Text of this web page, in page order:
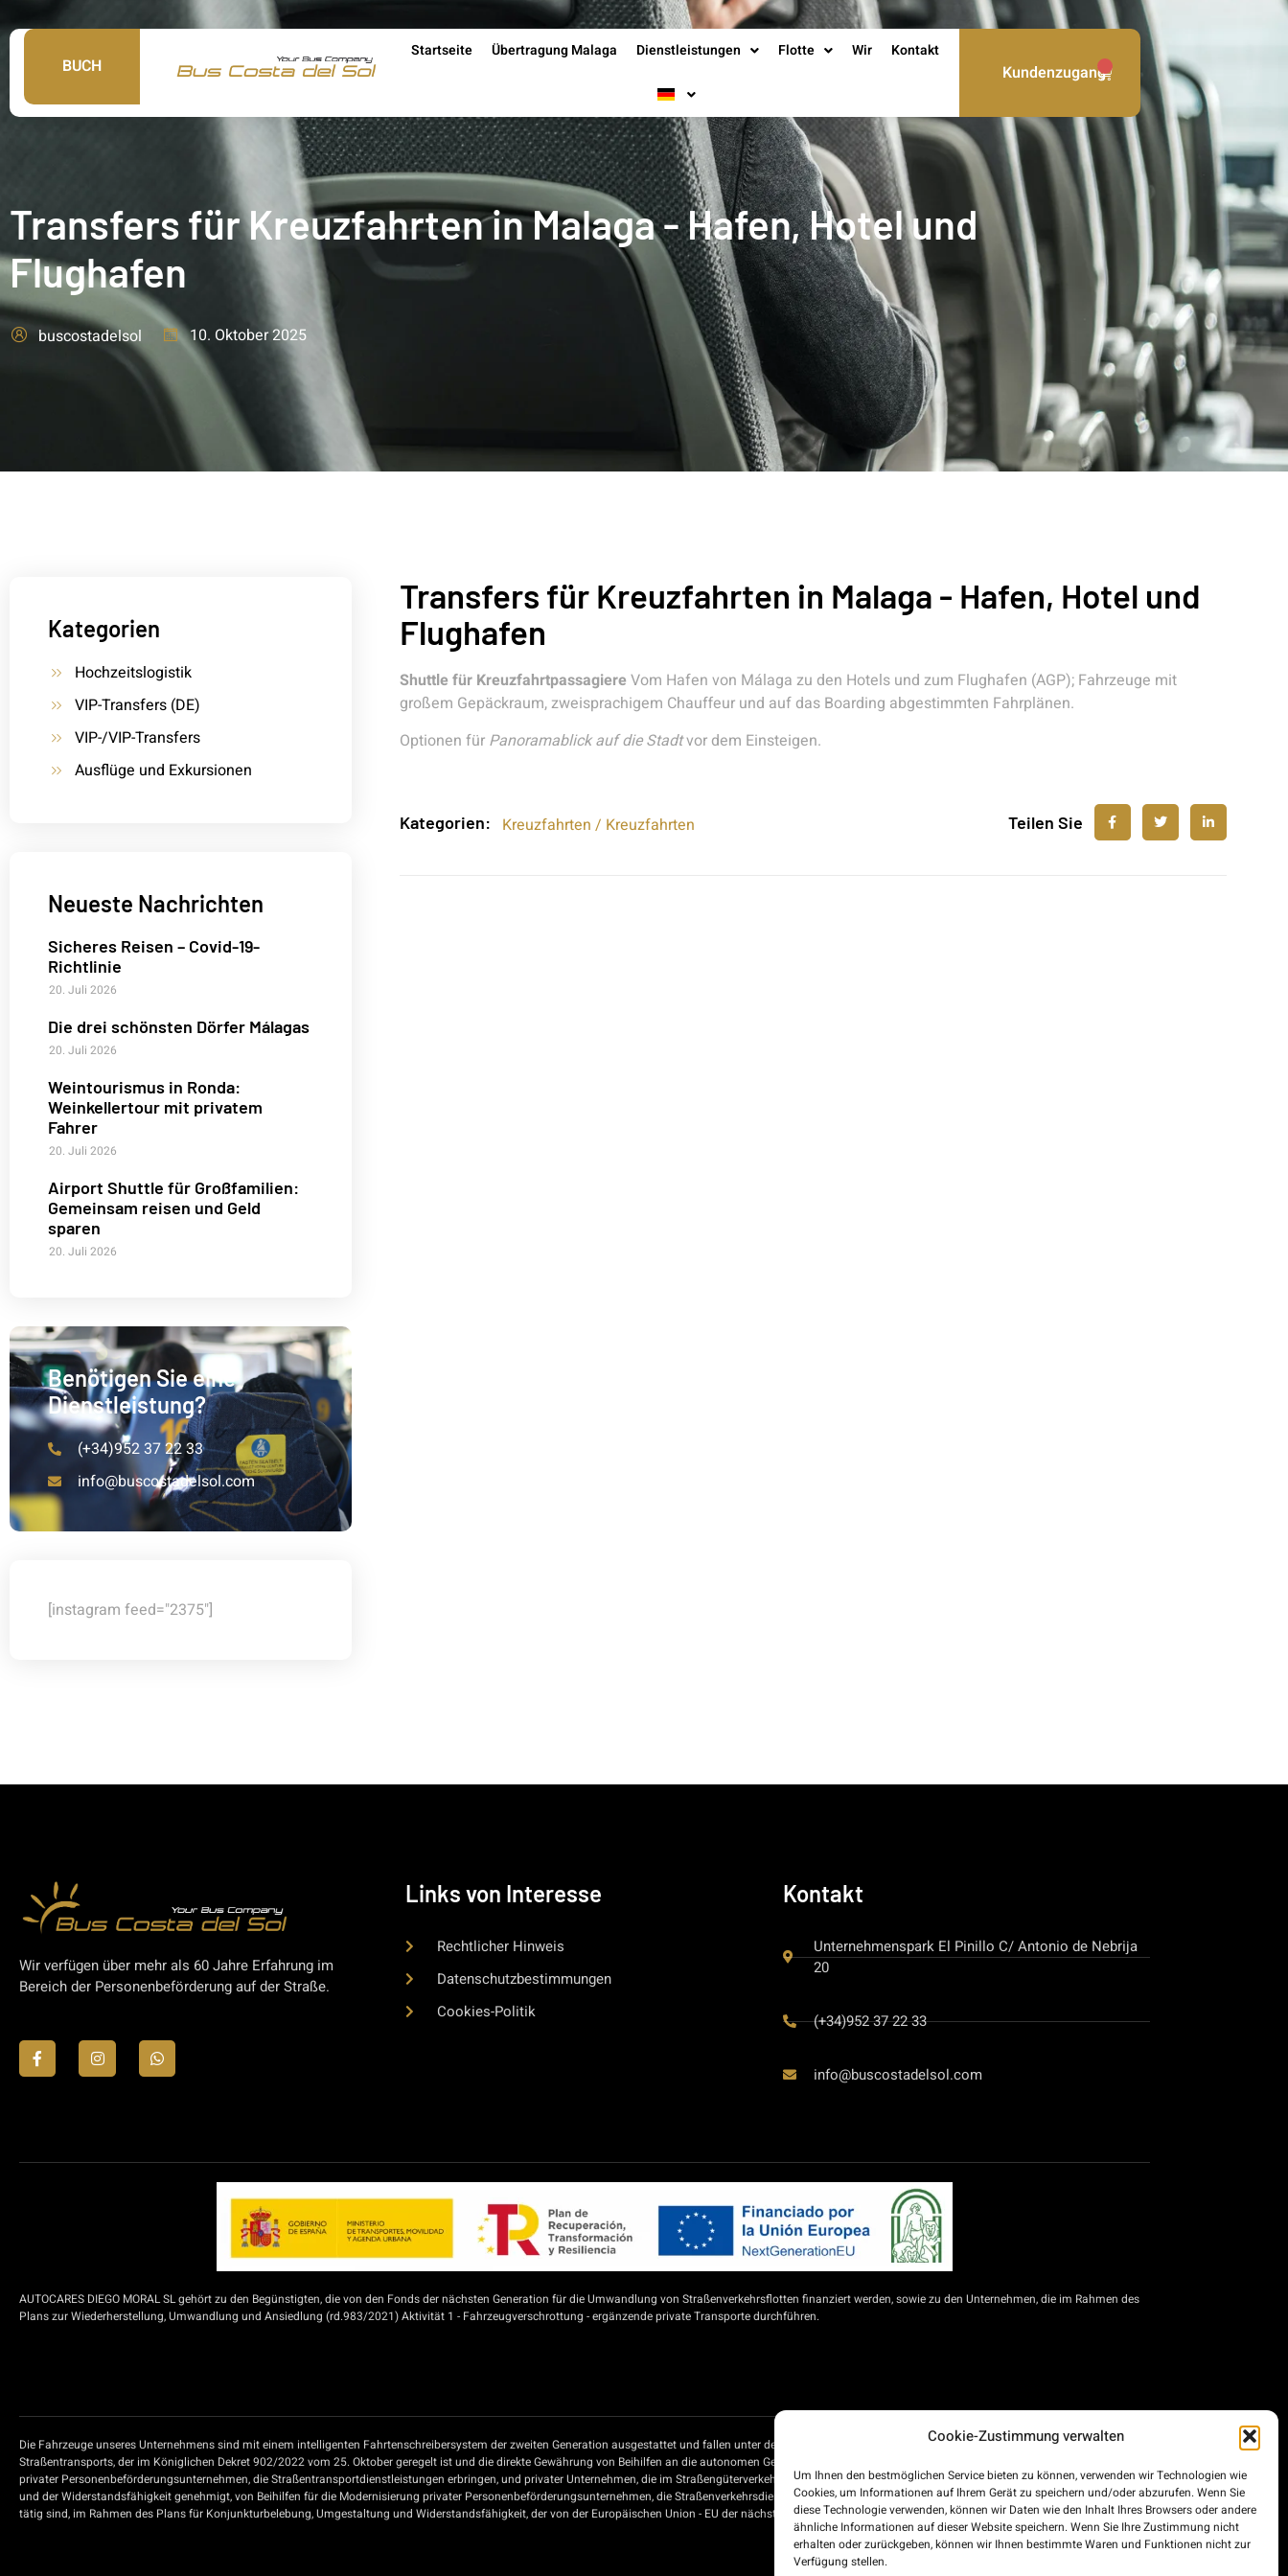
Cookie-Zustimmung verwalten
Um Ihnen den bestmöglichen Service bieten zu können, verwenden wir Technologien wie
Cookies, um Informationen auf Ihrem Gerät zu speichern und/oder abzurufen. Wenn Sie
diese Technologie verwenden, können wir Daten wie den Inhalt Ihres Browsers oder andere
ähnliche Informationen auf dieser Website speichern. Wenn Sie Ihre Zustimmung nicht
erhalten oder zurückgeben, können wir Ihnen bestimmte Waren und Funktionen nicht zur
Verfügung stellen.
BUCH
Startseite Übertragung Malaga Dienstleistungen Flotte Wir Kontakt
Kundenzugang
Transfers für Kreuzfahrten in Malaga - Hafen, Hotel und
Flughafen
buscostadelsol 10. Oktober 2025
Kategorien
Hochzeitslogistik
VIP-Transfers (DE)
VIP-/VIP-Transfers
Ausflüge und Exkursionen
Neueste Nachrichten
Sicheres Reisen – Covid-19-
Richtlinie
20. Juli 2026
Die drei schönsten Dörfer Málagas
20. Juli 2026
Weintourismus in Ronda:
Weinkellertour mit privatem
Fahrer
20. Juli 2026
Airport Shuttle für Großfamilien:
Gemeinsam reisen und Geld
sparen
20. Juli 2026
Benötigen Sie eine
Dienstleistung?
(+34)952 37 22 33
info@buscostadelsol.com
[instagram feed="2375"]
Transfers für Kreuzfahrten in Malaga - Hafen, Hotel und
Flughafen
Shuttle für Kreuzfahrtpassagiere Vom Hafen von Málaga zu den Hotels und zum Flughafen (AGP); Fahrzeuge mit
großem Gepäckraum, zweisprachigem Chauffeur und auf das Boarding abgestimmten Fahrplänen.
Optionen für Panoramablick auf die Stadtvor dem Einsteigen.
Kategorien: Kreuzfahrten / Kreuzfahrten Teilen Sie
Wir verfügen über mehr als 60 Jahre Erfahrung im
Bereich der Personenbeförderung auf der Straße.
Links von Interesse
Rechtlicher Hinweis
Datenschutzbestimmungen
Cookies-Politik
Kontakt
Unternehmenspark El Pinillo C/ Antonio de Nebrija
20
(+34)952 37 22 33
info@buscostadelsol.com
AUTOCARES DIEGO MORAL SL gehört zu den Begünstigten, die von den Fonds der nächsten Generation für die Umwandlung von Straßenverkehrsflotten finanziert werden, sowie zu den Unternehmen, die im Rahmen des
Plans zur Wiederherstellung, Umwandlung und Ansiedlung (rd.983/2021) Aktivität 1 - Fahrzeugverschrottung - ergänzende private Transporte durchführen.
Die Fahrzeuge unseres Unternehmens sind mit einem intelligenten Fahrtenschreibersystem der zweiten Generation ausgestattet und fallen unter den Beihilfeplan für Selbstständige und KMU zur Modernisierung des
Straßentransports, der im Königlichen Dekret 902/2022 vom 25. Oktober geregelt ist und die direkte Gewährung von Beihilfen an die autonomen Gemeinschaften und die Städte Ceuta und Melilla für die Modernisierung
privater Personenbeförderungsunternehmen, die Straßentransportdienstleistungen erbringen, und privater Unternehmen, die im Straßengüterverkehr tätig sind, im Rahmen des Konjunkturprogramms, der Transformation
und der Widerstandsfähigkeit genehmigt, von Beihilfen für die Modernisierung privater Personenbeförderungsunternehmen, die Straßenverkehrsdienste erbringen, und privater Unternehmen, die im Straßengüterverkehr
tätig sind, im Rahmen des Plans für Konjunkturbelebung, Umgestaltung und Widerstandsfähigkeit, der von der Europäischen Union - EU der nächsten Generation - finanziert wird.